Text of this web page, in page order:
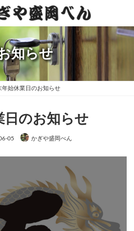
知らせ
年始休業日のお知らせ
日のお知らせ
05 かぎや盛岡べん